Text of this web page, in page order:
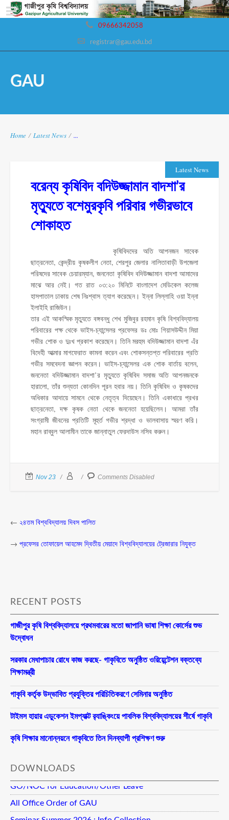
09666342058
registrar@gau.edu.bd
GAU
Home / Latest News / ...
Latest News
বরেন্য কৃষিবিদ বদিউজ্জামান বাদশা’র
মৃত্যুতে বশেমুরকৃবি পরিবার গভীরভাবে
শোকাহত
কৃষিবিদদের অতি আপনজন সাবেক
ছাত্রনেতা, কেন্দ্রীয় কৃষকলীগ নেতা, শেরপুর জেলার নালিতাবাড়ী উপজেলা
পরিষদের সাবেক চেয়ারম্যান, জননেতা কৃষিবিদ বদিউজ্জামান বাদশা আমাদের
মাঝে আর নেই। গত রাত ০৩:২০ মিনিটে বাংলাদেশ মেডিকেল কলেজ
হাসপাতাল ঢাকায় শেষ নিঃশ্বাস ত্যাগ করেছেন। ইন্না লিল্লাহি ওয়া ইন্না
ইলাইহি রাজিউন।
তার এই আকস্মিক মৃত্যুতে বঙ্গবন্ধু শেখ মুজিবুর রহমান কৃষি বিশ্ববিদ্যালয়
পরিবারের পক্ষ থেকে ভাইস-চ্যান্সেলর প্রফেসর ডঃ মোঃ গিয়াসউদ্দীন মিয়া
গভীর শোক ও দুঃখ প্রকাশ করেছেন। তিনি মরহুম বদিউজ্জামান বাদশা এঁর
বিদেহী আত্মার মাগফেরাত কামনা করেন এবং শোকসন্তপ্ত পরিবারের প্রতি
গভীর সমবেদনা জ্ঞাপন করেন। ভাইস-চ্যান্সেলর এক শোক বার্তায় বলেন,
জননেতা বদিউজ্জামান বাদশা’র মৃত্যুতে কৃষিবিদ সমাজ অতি আপনজনকে
হারালো, তাঁর শুন্যতা কোনদিন পূরন হবার নয়। তিনি কৃষিবিদ ও কৃষকদের
অধিকার আদায়ে সামনে থেকে নেতৃত্ব দিয়েছেন। তিনি একাধারে প্রখর
ছাত্রনেতা, দক্ষ কৃষক নেতা থেকে জননেতা হয়েছিলেন। আমরা তাঁর
সংগ্রামী জীবনের প্রতিটি মূহুর্ত গভীর শ্রদ্ধা ও ভালবাসায় স্মরণ করি।
মহান রাব্বুল আলামীন তাকে জান্নাতুল ফেরদাউস নসিব করুন।
Nov 23 Comments Disabled
← ২৪তম বিশ্ববিদ্যালয় দিবস পালিত
→ প্রফেসর তোফায়েল আহমেদ দ্বিতীয় মেয়াদে বিশ্ববিদ্যালয়ের ট্রেজারার নিযুক্ত
RECENT POSTS
গাজীপুর কৃষি বিশ্ববিদ্যালয়ে প্রথমবারের মতো জাপানি ভাষা শিক্ষা কোর্সের শুভ
উদ্বোধন
সরকার মেধাপাচার রোধে কাজ করছে- গাকৃবিতে অনুষ্ঠিত ওরিয়েন্টেশন বক্তব্যে
শিক্ষামন্ত্রী
গাকৃবি কর্তৃক উদ্ভাবিত প্রযুক্তির পরিচিতিকরণে সেমিনার অনুষ্ঠিত
টাইমস হায়ার এডুকেশন ইমপ্যাক্ট র‍্যাঙ্কিংয়ে পাবলিক বিশ্ববিদ্যালয়ের শীর্ষে গাকৃবি
কৃষি শিক্ষার মানোন্নয়নে গাকৃবিতে তিন দিনব্যাপী প্রশিক্ষণ শুরু
DOWNLOADS
GO/NOC for Education/Other Leave
All Office Order of GAU